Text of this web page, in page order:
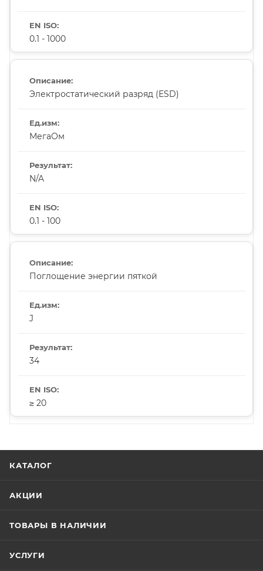
0.1 - 1000
Электростатический разряд (ESD)
МегаОм
N/A
0.1 - 100
Поглощение энергии пяткой
J
34
≥ 20
КАТАЛОГ
АКЦИИ
ТОВАРЫ В НАЛИЧИИ
УСЛУГИ